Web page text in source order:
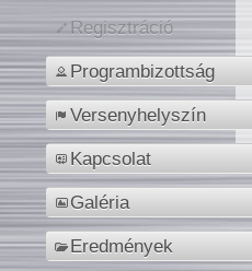
Regisztráció
Programbizottság
Versenyhelyszín
Kapcsolat
Galéria
Eredmények